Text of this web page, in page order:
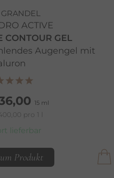
GRANDEL
ACTIVE
CONTOUR GEL
Augengel mit
15 ml
pro 1 l
lieferbar
Produkt